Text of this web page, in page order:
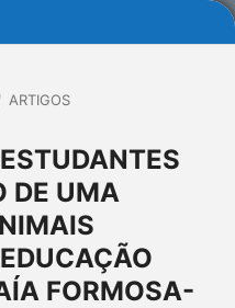
ARTIGOS
DE UMA
FORMOSA-